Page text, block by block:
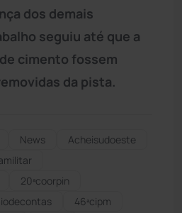
dos demais
seguiu até que a
cimento fossem
da pista.
News
Acheisudoeste
20ªcoorpin
46ªcipm